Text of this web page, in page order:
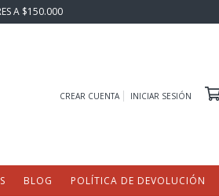
A $150.000
CREAR CUENTA INICIAR SESIÓN
BLOG POLÍTICA DE DEVOLUCIÓN